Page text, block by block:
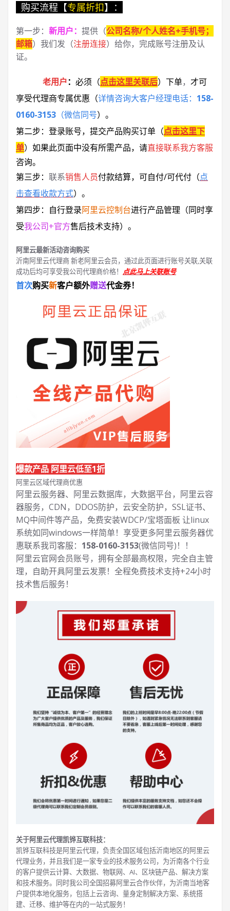
购买流程【专属折扣】：
第一步： 新用户： 提供（公司名称/个人姓名+手机号；
邮箱）我们发（注册连接）给你，完成账号注册及认
证。
老用户： 必须 （点击这里关联后） 下单， 才可
享受代理商专属优惠 （详情咨询大客户经理电话： 158-
0160-3153 （微信同号） 。
第二步：登录账号，提交产品购买订单（点击这里下
单） 如果此页面中没有所需产品，请直接联系我方客服
咨询。
第三步： 联系销售人员付款结算，可自付/可代付（点
击查看收款方式）。
第四步：自行登录阿里云控制台进行产品管理（同时享
受我公司+官方售后技术支持）。
阿里云最新活动咨询购买
沂南阿里云代理商 新老阿里云会员，通过此页面进行账号关联,关联
成功后均可享受我公司代理商价格！ 点此马上关联账号
首次购买新客户额外赠送代金券！
爆款产品 阿里云低至1折
阿里云区域代理商优惠
阿里云服务器、阿里云数据库，大数据平台，阿里云容
器服务，CDN，DDOS防护，云安全防护，SSL证书、
MQ中间件等产品，免费安装WDCP/宝塔面板 让linux
系统如同windows一样简单！享受更多阿里云服务器优
惠联系我司客服： 158-0160-3153(微信同号)！！
阿里云官网会员账号，拥有全部最高权限，完全自主管
理，自助开具阿里云发票！全程免费技术支持+24小时
技术售后服务！
关于阿里云代理凯铧互联科技：
凯铧互联科技是阿里云代理，负责全国区域包括沂南地区的阿里云
代理业务，并且我们是一家专业的技术服务公司，为沂南各个行业
的客户提供云计算、大数据、物联网、AI、区块链产品、解决方案
和技术服务。同时我公司全国招募阿里云合作伙伴，为沂南当地客
户提供本地化服务，包括上云咨询、量身定制解决方案、系统搭
建、迁移、维护等在内的一站式服务！